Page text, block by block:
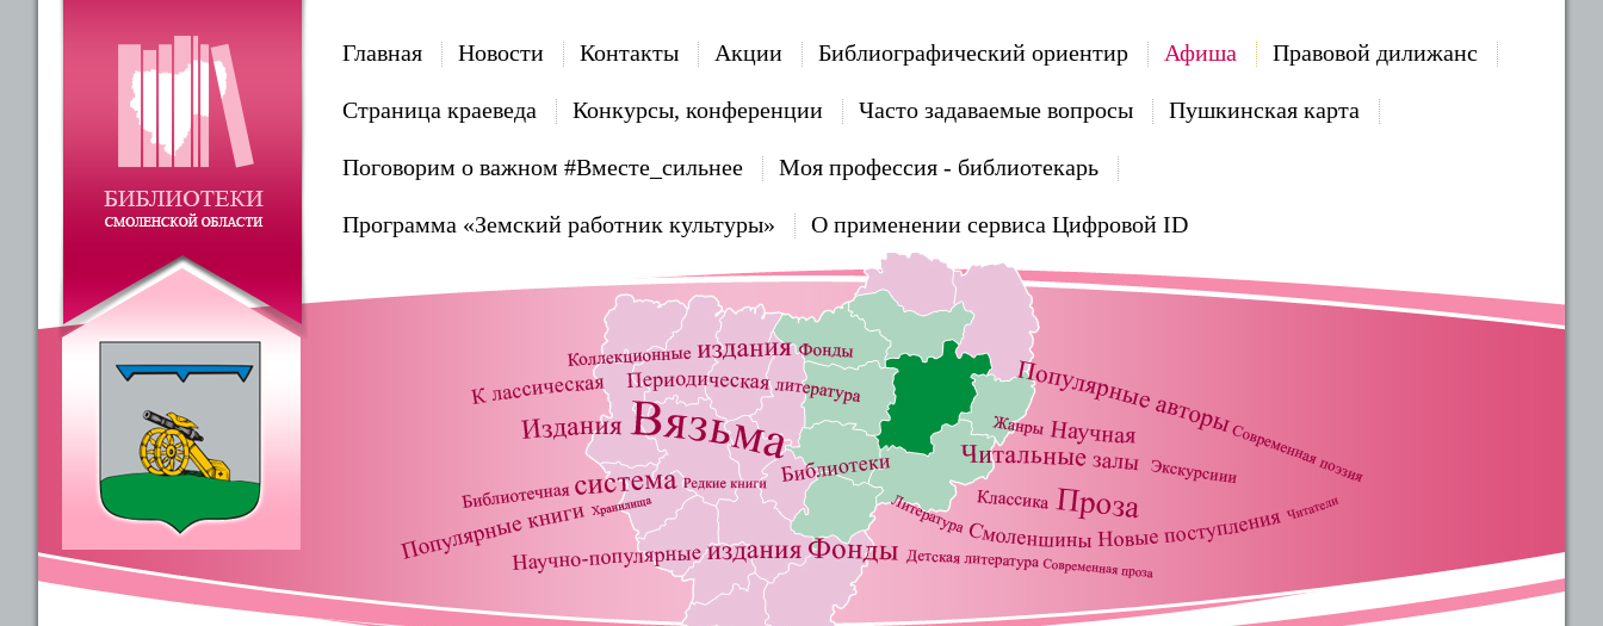
Главная Новости Контакты Акции Библиографический ориентир Афиша Правовой дилижанс
Страница краеведа Конкурсы, конференции Часто задаваемые вопросы Пушкинская карта
Поговорим о важном #Вместе_сильнее Моя профессия - библиотекарь
Программа «Земский работник культуры» О применении сервиса Цифровой ID